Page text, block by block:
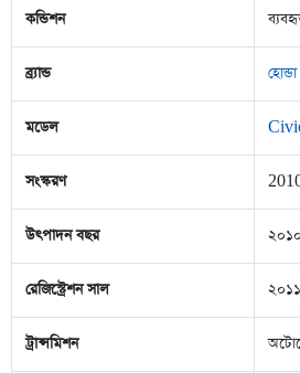
কন্ডিশন
ব্র্যান্ড হোন্ডা
মডেল
সংস্করণ
উৎপাদন বছর ২০১০
রেজিস্ট্রেশন সাল ২০১১
ট্রান্সমিশন